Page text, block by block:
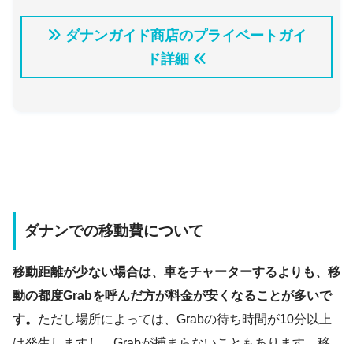
19時15分
ホイアンナイトマーケットを回る
沢山の屋台が並ぶホイアンのナイトマー
ケット
屋台では、様々なデザインや色の提灯を販売して
いる店、ハンドメイドのアクセサリーや布製品、
土産物など、独自のアイテムもあります。
ダナンガイド商店のプライベートガイ
ド詳細
ダナンでの移動費について
移動距離が少ない場合は、車をチャーターするよりも、移
動の都度Grabを呼んだ方が料金が安くなることが多いで
す。 ただし場所によっては、Grabの待ち時間が10分以上